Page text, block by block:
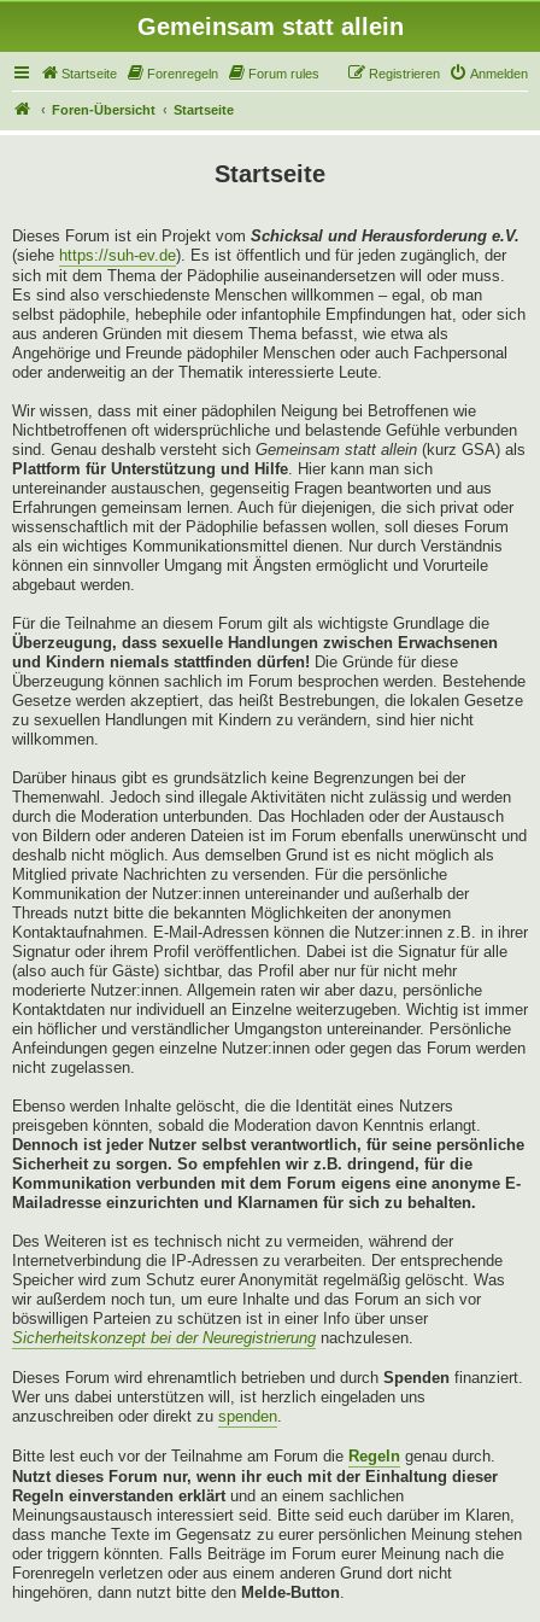
Gemeinsam statt allein
Startseite Forenregeln Forum rules Anmelden
Registrieren
Foren-Übersicht Startseite
Startseite
Dieses Forum ist ein Projekt vom Schicksal und Herausforderung e.V.
(siehe https://suh-ev.de). Es ist öffentlich und für jeden zugänglich, der
sich mit dem Thema der Pädophilie auseinandersetzen will oder muss.
Es sind also verschiedenste Menschen willkommen – egal, ob man
selbst pädophile, hebephile oder infantophile Empfindungen hat, oder sich
aus anderen Gründen mit diesem Thema befasst, wie etwa als
Angehörige und Freunde pädophiler Menschen oder auch Fachpersonal
oder anderweitig an der Thematik interessierte Leute.
Wir wissen, dass mit einer pädophilen Neigung bei Betroffenen wie
Nichtbetroffenen oft widersprüchliche und belastende Gefühle verbunden
sind. Genau deshalb versteht sich Gemeinsam statt allein (kurz GSA) als
Plattform für Unterstützung und Hilfe. Hier kann man sich
untereinander austauschen, gegenseitig Fragen beantworten und aus
Erfahrungen gemeinsam lernen. Auch für diejenigen, die sich privat oder
wissenschaftlich mit der Pädophilie befassen wollen, soll dieses Forum
als ein wichtiges Kommunikationsmittel dienen. Nur durch Verständnis
können ein sinnvoller Umgang mit Ängsten ermöglicht und Vorurteile
abgebaut werden.
Für die Teilnahme an diesem Forum gilt als wichtigste Grundlage die
Überzeugung, dass sexuelle Handlungen zwischen Erwachsenen
und Kindern niemals stattfinden dürfen! Die Gründe für diese
Überzeugung können sachlich im Forum besprochen werden. Bestehende
Gesetze werden akzeptiert, das heißt Bestrebungen, die lokalen Gesetze
zu sexuellen Handlungen mit Kindern zu verändern, sind hier nicht
willkommen.
Darüber hinaus gibt es grundsätzlich keine Begrenzungen bei der
Themenwahl. Jedoch sind illegale Aktivitäten nicht zulässig und werden
durch die Moderation unterbunden. Das Hochladen oder der Austausch
von Bildern oder anderen Dateien ist im Forum ebenfalls unerwünscht und
deshalb nicht möglich. Aus demselben Grund ist es nicht möglich als
Mitglied private Nachrichten zu versenden. Für die persönliche
Kommunikation der Nutzer:innen untereinander und außerhalb der
Threads nutzt bitte die bekannten Möglichkeiten der anonymen
Kontaktaufnahmen. E-Mail-Adressen können die Nutzer:innen z.B. in ihrer
Signatur oder ihrem Profil veröffentlichen. Dabei ist die Signatur für alle
(also auch für Gäste) sichtbar, das Profil aber nur für nicht mehr
moderierte Nutzer:innen. Allgemein raten wir aber dazu, persönliche
Kontaktdaten nur individuell an Einzelne weiterzugeben. Wichtig ist immer
ein höflicher und verständlicher Umgangston untereinander. Persönliche
Anfeindungen gegen einzelne Nutzer:innen oder gegen das Forum werden
nicht zugelassen.
Ebenso werden Inhalte gelöscht, die die Identität eines Nutzers
preisgeben könnten, sobald die Moderation davon Kenntnis erlangt.
Dennoch ist jeder Nutzer selbst verantwortlich, für seine persönliche
Sicherheit zu sorgen. So empfehlen wir z.B. dringend, für die
Kommunikation verbunden mit dem Forum eigens eine anonyme E-
Mailadresse einzurichten und Klarnamen für sich zu behalten.
Des Weiteren ist es technisch nicht zu vermeiden, während der
Internetverbindung die IP-Adressen zu verarbeiten. Der entsprechende
Speicher wird zum Schutz eurer Anonymität regelmäßig gelöscht. Was
wir außerdem noch tun, um eure Inhalte und das Forum an sich vor
böswilligen Parteien zu schützen ist in einer Info über unser
Sicherheitskonzept bei der Neuregistrierung nachzulesen.
Dieses Forum wird ehrenamtlich betrieben und durch Spenden finanziert.
Wer uns dabei unterstützen will, ist herzlich eingeladen uns
anzuschreiben oder direkt zu spenden.
Bitte lest euch vor der Teilnahme am Forum die Regeln genau durch.
Nutzt dieses Forum nur, wenn ihr euch mit der Einhaltung dieser
Regeln einverstanden erklärtund an einem sachlichen
Meinungsaustausch interessiert seid. Bitte seid euch darüber im Klaren,
dass manche Texte im Gegensatz zu eurer persönlichen Meinung stehen
oder triggern könnten. Falls Beiträge im Forum eurer Meinung nach die
Forenregeln verletzen oder aus einem anderen Grund dort nicht
hingehören, dann nutzt bitte den Melde-Button.